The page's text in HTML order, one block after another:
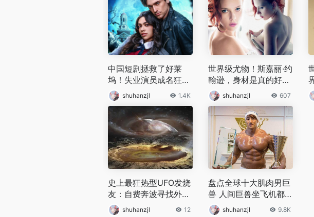
中国短剧拯救了好莱
坞！失业演员成名狂
赚，全球都为霸总疯狂
shuhanzjl 1.4K
世界级尤物！斯嘉丽·约
翰逊，身材是真的好炸
裂！ shuhanzjl 607
史上最狂热型UFO发烧
友：自费奔波寻找外星
生命 shuhanzjl 12
盘点全球十大肌肉男巨
兽 人间巨兽坐飞机都
要特定款shuhanzjl 9.8K